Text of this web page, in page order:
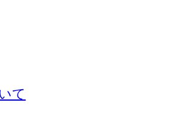
て